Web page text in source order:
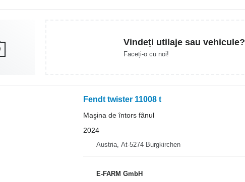
Vindeți utilaje sau vehicule?
Faceți-o cu noi!
Fendt twister 11008 t
Maşina de întors fânul
2024
Austria, At-5274 Burgkirchen
E-FARM GmbH